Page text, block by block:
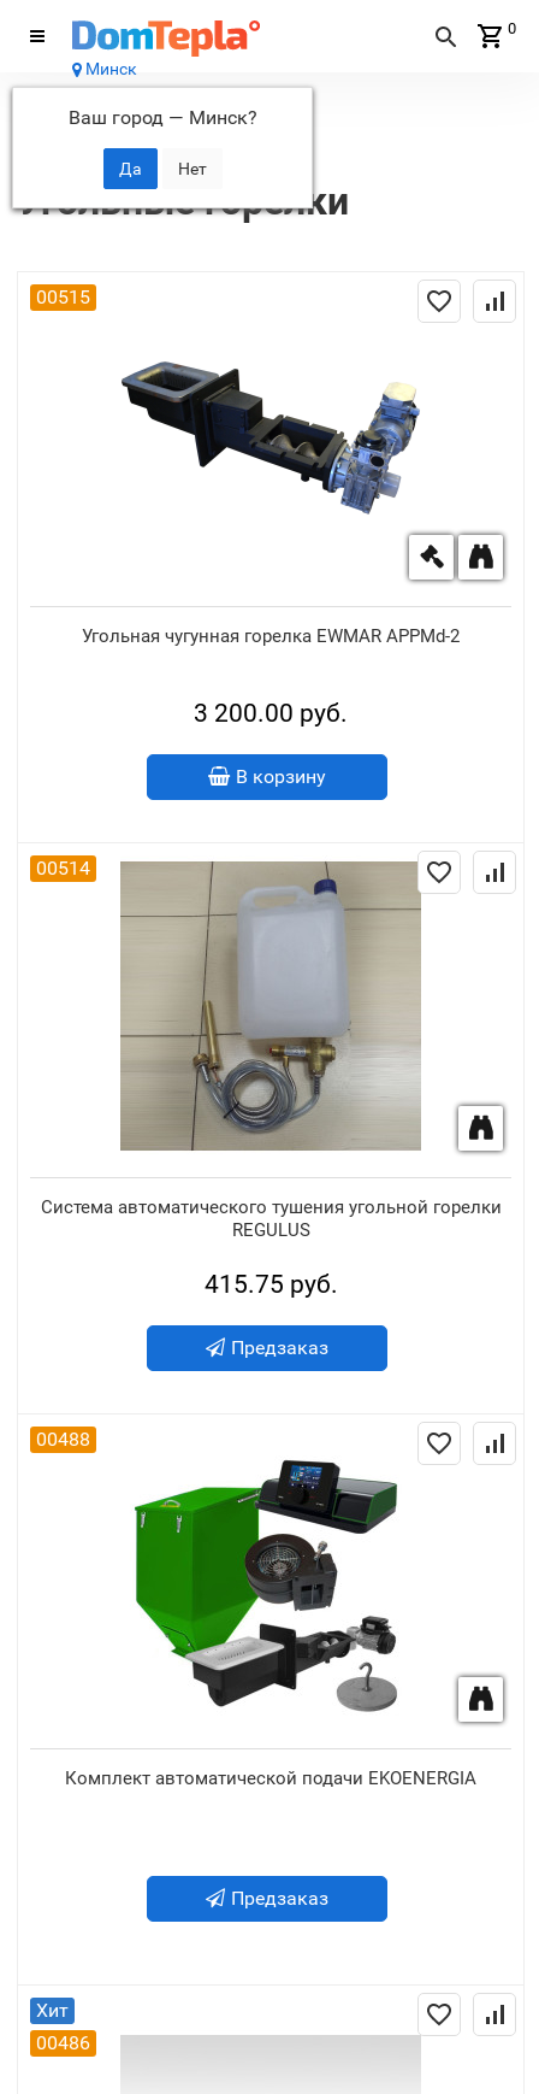
Минск
Ваш город — Минск?
Каталог
0
Горелки Угольные горелки
Угольные горелки
00515
Угольная чугунная горелка EWMAR APPMd-2
3 200.00 руб.
В корзину
00514
Система автоматического тушения угольной горелки
REGULUS
415.75 руб.
Предзаказ
00488
Комплект автоматической подачи EKOENERGIA
Предзаказ
Хит
00486